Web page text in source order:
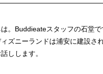
。Buddieateスタッフの石堂で
ズニーランドは浦安に建設さ
しします。